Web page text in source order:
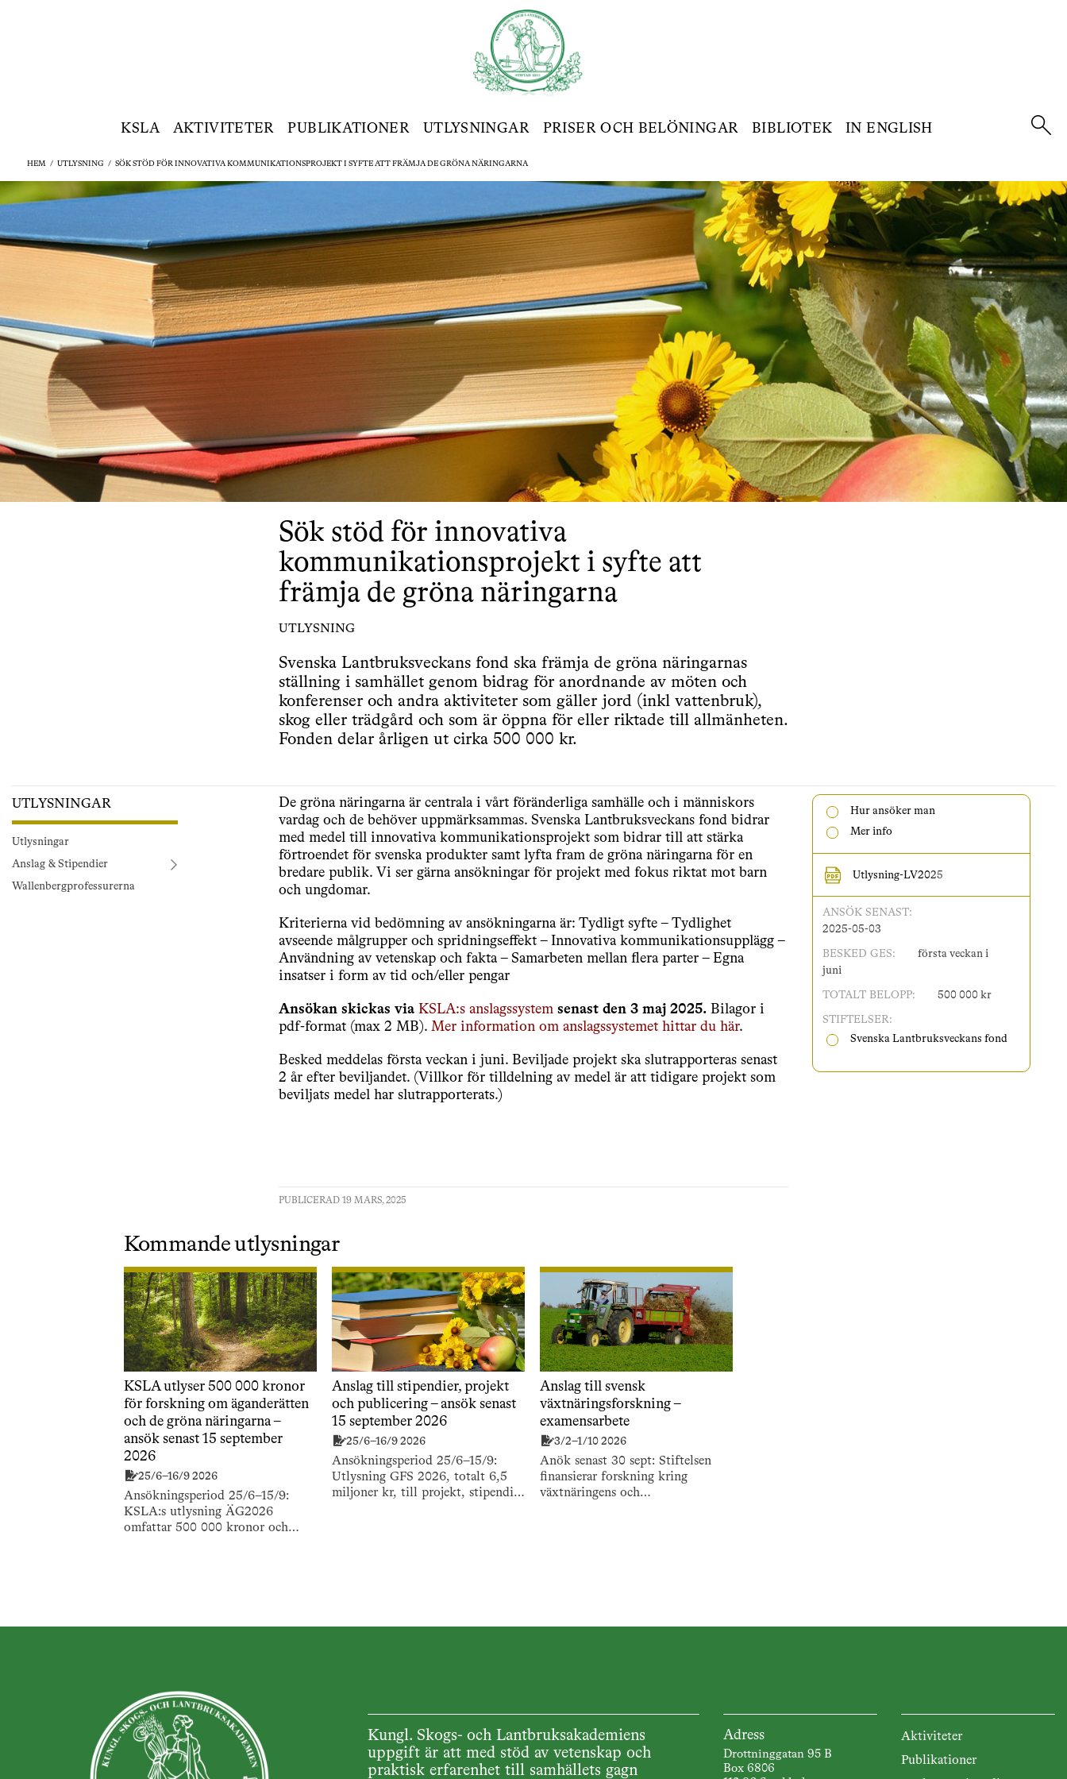
KSLA AKTIVITETER PUBLIKATIONER UTLYSNINGAR PRISER OCH BELÖNINGAR BIBLIOTEK IN ENGLISH
HEM / UTLYSNING / SÖK STÖD FÖR INNOVATIVA KOMMUNIKATIONSPROJEKT I SYFTE ATT FRÄMJA DE GRÖNA NÄRINGARNA
Sök stöd för innovativa
kommunikationsprojekt i syfte att
främja de gröna näringarna
UTLYSNING
Svenska Lantbruksveckans fond ska främja de gröna näringarnas
ställning i samhället genom bidrag för anordnande av möten och
konferenser och andra aktiviteter som gäller jord (inkl vattenbruk),
skog eller trädgård och som är öppna för eller riktade till allmänheten.
Fonden delar årligen ut cirka 500 000 kr.
UTLYSNINGAR
Utlysningar
Anslag & Stipendier
Wallenbergprofessurerna
De gröna näringarna är centrala i vårt föränderliga samhälle och i människors
vardag och de behöver uppmärksammas. Svenska Lantbruksveckans fond bidrar
med medel till innovativa kommunikationsprojekt som bidrar till att stärka
förtroendet för svenska produkter samt lyfta fram de gröna näringarna för en
bredare publik. Vi ser gärna ansökningar för projekt med fokus riktat mot barn
och ungdomar.
Kriterierna vid bedömning av ansökningarna är: Tydligt syfte – Tydlighet
avseende målgrupper och spridningseffekt – Innovativa kommunikationsupplägg –
Användning av vetenskap och fakta – Samarbeten mellan flera parter – Egna
insatser i form av tid och/eller pengar
Ansökan skickas via KSLA:s anslagssystem senast den 3 maj 2025. Bilagor i
pdf-format (max 2 MB). Mer information om anslagssystemet hittar du här.
Besked meddelas första veckan i juni. Beviljade projekt ska slutrapporteras senast
2 år efter beviljandet. (Villkor för tilldelning av medel är att tidigare projekt som
beviljats medel har slutrapporterats.)
PUBLICERAD 19 MARS, 2025
Hur ansöker man
Mer info
Utlysning-LV2025
ANSÖK SENAST:
2025-05-03
BESKED GES:
första veckan i
juni
TOTALT BELOPP: 500 000 kr
STIFTELSER:
Svenska Lantbruksveckans fond
Kommande utlysningar
KSLA utlyser 500 000 kronor
för forskning om äganderätten
och de gröna näringarna –
ansök senast 15 september
2026
25/6–16/9 2026
Ansökningsperiod 25/6–15/9:
KSLA:s utlysning ÄG2026
omfattar 500 000 kronor och
Anslag till stipendier, projekt
och publicering – ansök senast
15 september 2026
25/6–16/9 2026
Ansökningsperiod 25/6–15/9:
Utlysning GFS 2026, totalt 6,5
miljoner kr, till projekt, stipendier
Anslag till svensk
växtnäringsforskning –
examensarbete
3/2–1/10 2026
Anök senast 30 sept: Stiftelsen
finansierar forskning kring
växtnäringens och
Kungl. Skogs- och Lantbruksakademiens
uppgift är att med stöd av vetenskap och
praktisk erfarenhet till samhällets gagn
Adress
Drottninggatan 95 B
Box 6806
Aktiviteter
Publikationer